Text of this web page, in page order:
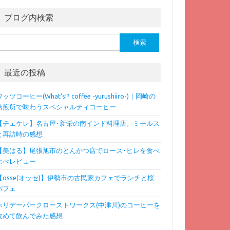
ブログ内検索
:
最近の投稿
ッツコーヒー(What’s!? coffee -yurushiiro-)｜岡崎の
煎所で味わうスペシャルティコーヒー
チェケレ】名古屋･新栄の南インド料理店。ミールス
再訪時の感想
美はる】尾張旭市のとんかつ店でロース･ヒレを食べ
べレビュー
osse(オッセ)】伊勢市の古民家カフェでランチと桜
フェ
リデーパークローストワークス(中津川)のコーヒーを
めて飲んでみた感想